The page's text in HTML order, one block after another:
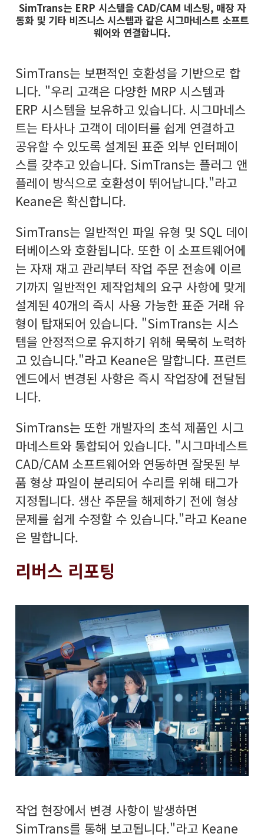
SimTrans는 ERP 시스템을 CAD/CAM 네스팅, 매장 자
동화 및 기타 비즈니스 시스템과 같은 시그마네스트 소프트
웨어와 연결합니다.
SimTrans는 보편적인 호환성을 기반으로 합
니다. "우리 고객은 다양한 MRP 시스템과
ERP 시스템을 보유하고 있습니다. 시그마네스
트는 타사나 고객이 데이터를 쉽게 연결하고
공유할 수 있도록 설계된 표준 외부 인터페이
스를 갖추고 있습니다. SimTrans는 플러그 앤
플레이 방식으로 호환성이 뛰어납니다."라고
Keane은 확신합니다.
SimTrans는 일반적인 파일 유형 및 SQL 데이
터베이스와 호환됩니다. 또한 이 소프트웨어에
는 자재 재고 관리부터 작업 주문 전송에 이르
기까지 일반적인 제작업체의 요구 사항에 맞게
설계된 40개의 즉시 사용 가능한 표준 거래 유
형이 탑재되어 있습니다. "SimTrans는 시스
템을 안정적으로 유지하기 위해 묵묵히 노력하
고 있습니다."라고 Keane은 말합니다. 프런트
엔드에서 변경된 사항은 즉시 작업장에 전달됩
니다.
SimTrans는 또한 개발자의 초석 제품인 시그
마네스트와 통합되어 있습니다. "시그마네스트
CAD/CAM 소프트웨어와 연동하면 잘못된 부
품 형상 파일이 분리되어 수리를 위해 태그가
지정됩니다. 생산 주문을 해제하기 전에 형상
문제를 쉽게 수정할 수 있습니다."라고 Keane
은 말합니다.
리버스 리포팅
작업 현장에서 변경 사항이 발생하면
SimTrans를 통해 보고됩니다."라고 Keane